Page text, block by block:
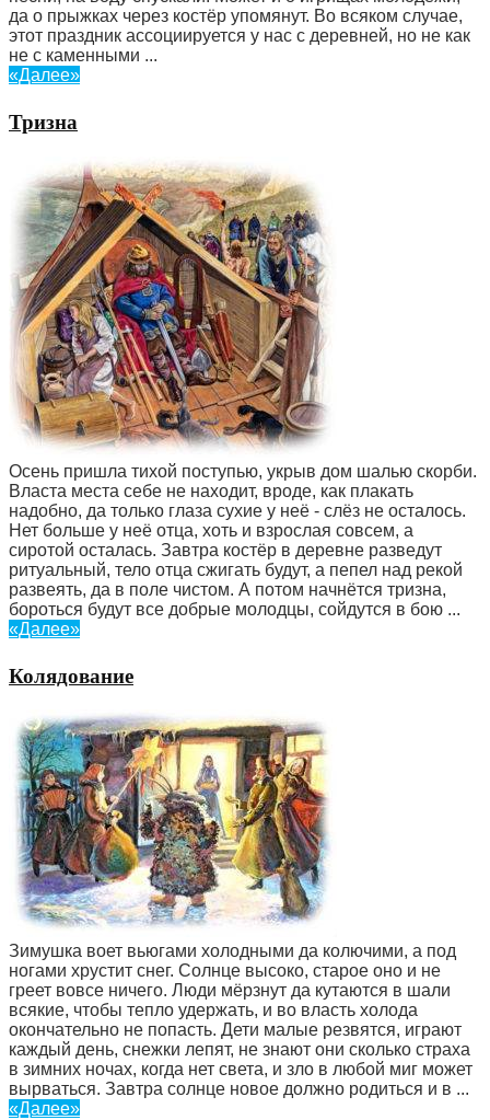
да о прыжках через костёр упомянут. Во всяком случае,
этот праздник ассоциируется у нас с деревней, но не как
не с каменными ...
«Далее»
Тризна
Осень пришла тихой поступью, укрыв дом шалью скорби.
Власта места себе не находит, вроде, как плакать
надобно, да только глаза сухие у неё - слёз не осталось.
Нет больше у неё отца, хоть и взрослая совсем, а
сиротой осталась. Завтра костёр в деревне разведут
ритуальный, тело отца сжигать будут, а пепел над рекой
развеять, да в поле чистом. А потом начнётся тризна,
бороться будут все добрые молодцы, сойдутся в бою ...
«Далее»
Колядование
Зимушка воет вьюгами холодными да колючими, а под
ногами хрустит снег. Солнце высоко, старое оно и не
греет вовсе ничего. Люди мёрзнут да кутаются в шали
всякие, чтобы тепло удержать, и во власть холода
окончательно не попасть. Дети малые резвятся, играют
каждый день, снежки лепят, не знают они сколько страха
в зимних ночах, когда нет света, и зло в любой миг может
вырваться. Завтра солнце новое должно родиться и в ...
«Далее»